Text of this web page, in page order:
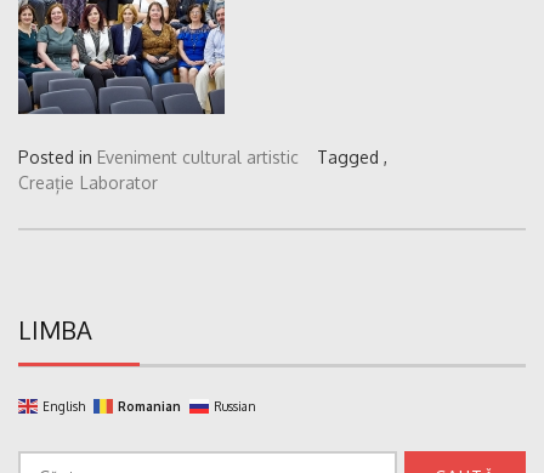
Posted in Eveniment cultural artistic
Tagged ,
Creație Laborator
LIMBA
English Romanian Russian